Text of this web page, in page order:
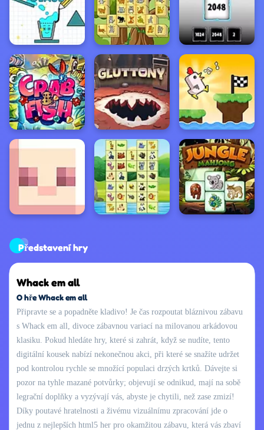
Představení hry
Whack em all
O hře Whack em all
Připravte se a popadněte kladivo! Je čas rozpoutat bláznivou zábavu
s Whack em all, divoce zábavnou variací na milovanou arkádovou
klasiku. Pokud hledáte hry, které si zahrát, když se nudíte, tento
digitální kousek nabízí nekonečnou akci, při které se snažíte udržet
pod kontrolou rychle se množící populaci drzých krtků. Dávejte si
pozor na tyhle mazané potvůrky; objevují se odnikud, mají na sobě
legrační doplňky a vyzývají vás, abyste je chytili, než zase zmizí!
Díky poutavé hratelnosti a živému vizuálnímu zpracování jde o
jednu z nejlepších html5 her pro okamžitou zábavu, která vás zbaví